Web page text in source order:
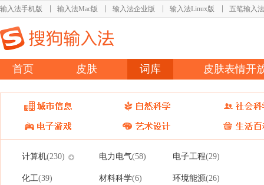
输入法手机版 输入法Mac版 输入法企业版 输入法Linux版 五笔输入法
首页 皮肤 词库 皮肤表情开
计算机(230) 电力电气(58) 电子工程(29)
化工(39) 材料科学(6) 环境能源(26)